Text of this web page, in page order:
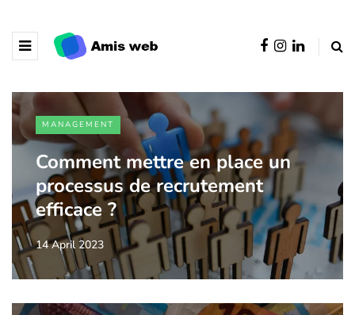
MANAGEMENT
Comment mettre en place un
processus de recrutement
efficace ?
14 April 2023